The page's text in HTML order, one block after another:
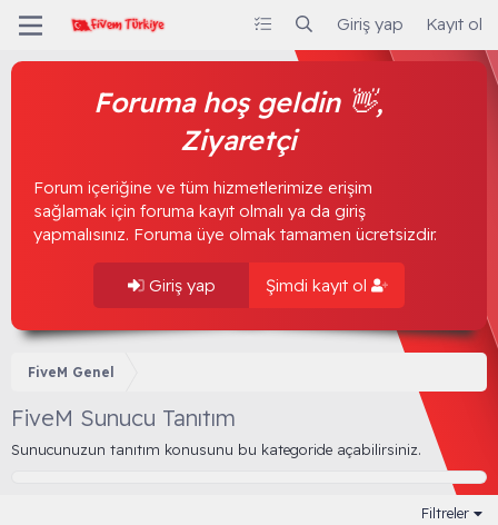
Giriş yap Kayıt ol
Foruma hoş geldin 👋,
Ziyaretçi
Forum içeriğine ve tüm hizmetlerimize erişim
sağlamak için foruma kayıt olmalı ya da giriş
yapmalısınız. Foruma üye olmak tamamen ücretsizdir.
Giriş yap Şimdi kayıt ol
FiveM Genel
FiveM Sunucu Tanıtım
Sunucunuzun tanıtım konusunu bu kategoride açabilirsiniz.
Filtreler